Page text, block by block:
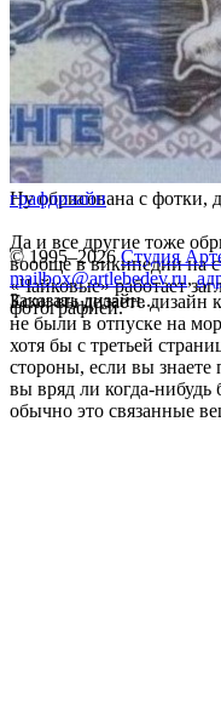
Ну обрисована с фотки,
Да и все другие тоже
вообще в википедии на
«Чайковые» работает
фотографией.
Если вы делаете дизайн
не были в отпуске на
хотя бы с третьей
стороны, если вы знаете
вы вряд ли когда-нибудь
обычно это связанные
графдизайн
© 1995–2026 Студия
mailbox@artlebedev.ru,
Заказать дизайн...